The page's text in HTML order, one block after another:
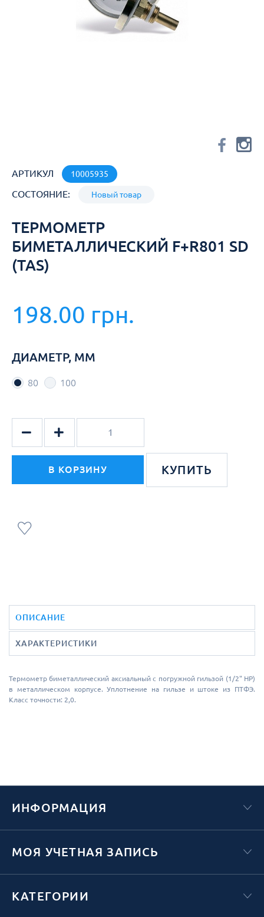
АРТИКУЛ 10005935
СОСТОЯНИЕ: Новый товар
ТЕРМОМЕТР
БИМЕТАЛЛИЧЕСКИЙ F+R801 SD
(TAS)
198.00 грн.
ДИАМЕТР, ММ
80 100
В КОРЗИНУ КУПИТЬ
ОПИСАНИЕ
ХАРАКТЕРИСТИКИ
Термометр биметаллический аксиальный с погружной гильзой (1/2" НР)
в металлическом корпусе. Уплотнение на гильзе и штоке из ПТФЭ.
Класс точности: 2,0.
ИНФОРМАЦИЯ
МОЯ УЧЕТНАЯ ЗАПИСЬ
КАТЕГОРИИ